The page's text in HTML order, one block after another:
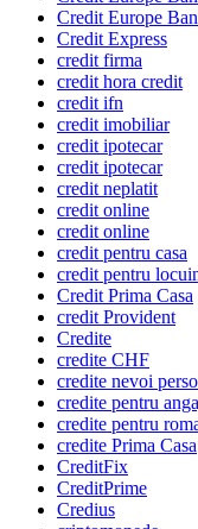
Credit Europe
Credit Express
credit firma
credit hora credit
credit ifn
credit imobiliar
credit ipotecar
credit ipotecar
credit neplatit
credit online
credit online
credit pentru casa
credit pentru
Credit Prima Casa
credit Provident
Credite
credite CHF
credite nevoi
credite pentru
credite pentru
credite Prima Casa
CreditFix
CreditPrime
Credius